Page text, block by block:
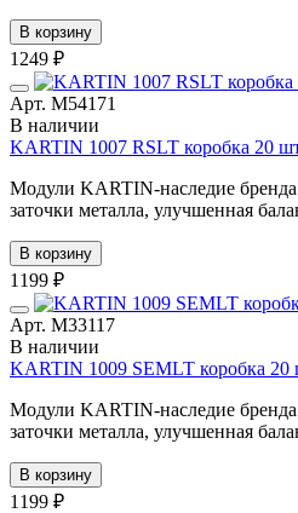
В корзину
1249 ₽
Арт. М54171
В наличии
KARTIN 1007 RSLT коробка 20
Модули KARTIN-наследие
заточки металла, улучшенная
В корзину
1199 ₽
Арт. М33117
В наличии
KARTIN 1009 SEMLT коробка 20
Модули KARTIN-наследие
заточки металла, улучшенная
В корзину
1199 ₽